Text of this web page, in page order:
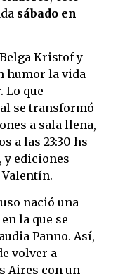
sábado en
Kristof y
humor la vida
Lo que
se transformó
a sala llena,
a las 23:30 hs
y ediciones
Valentín.
nació una
en la que se
Panno. Así,
volver a
Aires con un